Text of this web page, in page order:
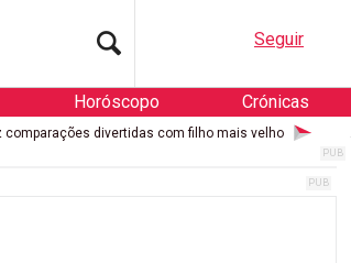
Seguir
Horóscopo Crónicas
comparações divertidas com filho mais velho